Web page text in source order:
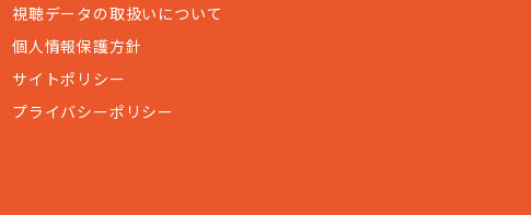
視聴データの取扱いについて
個人情報保護方針
サイトポリシー
プライバシーポリシー